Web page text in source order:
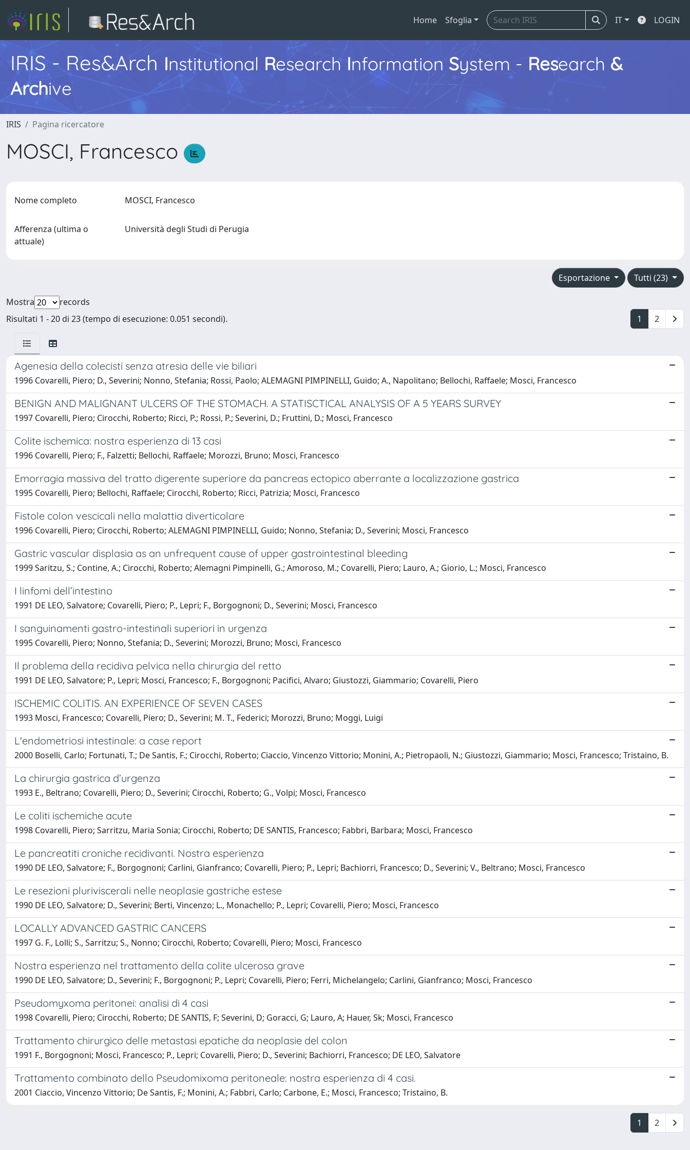
Home Sfoglia IT LOGIN
IRIS - Res&Arch Institutional Research Information System - Research &
Archive
IRIS Pagina ricercatore
MOSCI, Francesco
Nome completo MOSCI, Francesco
Afferenza (ultima o
attuale)
Università degli Studi di Perugia
Tutti (23)
Esportazione
Mostra
records
Risultati 1 - 20 di 23 (tempo di esecuzione: 0.051 secondi).
1 2
Agenesia della colecisti senza atresia delle vie biliari
1996 Covarelli, Piero; D., Severini; Nonno, Stefania; Rossi, Paolo; ALEMAGNI PIMPINELLI, Guido; A., Napolitano; Bellochi, Raffaele; Mosci, Francesco
BENIGN AND MALIGNANT ULCERS OF THE STOMACH. A STATISCTICAL ANALYSIS OF A 5 YEARS SURVEY
1997 Covarelli, Piero; Cirocchi, Roberto; Ricci, P.; Rossi, P.; Severini, D.; Fruttini, D.; Mosci, Francesco
Colite ischemica: nostra esperienza di 13 casi
1996 Covarelli, Piero; F., Falzetti; Bellochi, Raffaele; Morozzi, Bruno; Mosci, Francesco
Emorragia massiva del tratto digerente superiore da pancreas ectopico aberrante a localizzazione gastrica
1995 Covarelli, Piero; Bellochi, Raffaele; Cirocchi, Roberto; Ricci, Patrizia; Mosci, Francesco
Fistole colon vescicali nella malattia diverticolare
1996 Covarelli, Piero; Cirocchi, Roberto; ALEMAGNI PIMPINELLI, Guido; Nonno, Stefania; D., Severini; Mosci, Francesco
Gastric vascular displasia as an unfrequent cause of upper gastrointestinal bleeding
1999 Saritzu, S.; Contine, A.; Cirocchi, Roberto; Alemagni Pimpinelli, G.; Amoroso, M.; Covarelli, Piero; Lauro, A.; Giorio, L.; Mosci, Francesco
I linfomi dell’intestino
1991 DE LEO, Salvatore; Covarelli, Piero; P., Lepri; F., Borgognoni; D., Severini; Mosci, Francesco
I sanguinamenti gastro-intestinali superiori in urgenza
1995 Covarelli, Piero; Nonno, Stefania; D., Severini; Morozzi, Bruno; Mosci, Francesco
Il problema della recidiva pelvica nella chirurgia del retto
1991 DE LEO, Salvatore; P., Lepri; Mosci, Francesco; F., Borgognoni; Pacifici, Alvaro; Giustozzi, Giammario; Covarelli, Piero
ISCHEMIC COLITIS. AN EXPERIENCE OF SEVEN CASES
1993 Mosci, Francesco; Covarelli, Piero; D., Severini; M. T., Federici; Morozzi, Bruno; Moggi, Luigi
L'endometriosi intestinale: a case report
2000 Boselli, Carlo; Fortunati, T.; De Santis, F.; Cirocchi, Roberto; Ciaccio, Vincenzo Vittorio; Monini, A.; Pietropaoli, N.; Giustozzi, Giammario; Mosci, Francesco; Tristaino, B.
La chirurgia gastrica d’urgenza
1993 E., Beltrano; Covarelli, Piero; D., Severini; Cirocchi, Roberto; G., Volpi; Mosci, Francesco
Le coliti ischemiche acute
1998 Covarelli, Piero; Sarritzu, Maria Sonia; Cirocchi, Roberto; DE SANTIS, Francesco; Fabbri, Barbara; Mosci, Francesco
Le pancreatiti croniche recidivanti. Nostra esperienza
1990 DE LEO, Salvatore; F., Borgognoni; Carlini, Gianfranco; Covarelli, Piero; P., Lepri; Bachiorri, Francesco; D., Severini; V., Beltrano; Mosci, Francesco
Le resezioni pluriviscerali nelle neoplasie gastriche estese
1990 DE LEO, Salvatore; D., Severini; Berti, Vincenzo; L., Monachello; P., Lepri; Covarelli, Piero; Mosci, Francesco
LOCALLY ADVANCED GASTRIC CANCERS
1997 G. F., Lolli; S., Sarritzu; S., Nonno; Cirocchi, Roberto; Covarelli, Piero; Mosci, Francesco
Nostra esperienza nel trattamento della colite ulcerosa grave
1990 DE LEO, Salvatore; D., Severini; F., Borgognoni; P., Lepri; Covarelli, Piero; Ferri, Michelangelo; Carlini, Gianfranco; Mosci, Francesco
Pseudomyxoma peritonei: analisi di 4 casi
1998 Covarelli, Piero; Cirocchi, Roberto; DE SANTIS, F; Severini, D; Goracci, G; Lauro, A; Hauer, Sk; Mosci, Francesco
Trattamento chirurgico delle metastasi epatiche da neoplasie del colon
1991 F., Borgognoni; Mosci, Francesco; P., Lepri; Covarelli, Piero; D., Severini; Bachiorri, Francesco; DE LEO, Salvatore
Trattamento combinato dello Pseudomixoma peritoneale: nostra esperienza di 4 casi.
2001 Ciaccio, Vincenzo Vittorio; De Santis, F.; Monini, A.; Fabbri, Carlo; Carbone, E.; Mosci, Francesco; Tristaino, B.
1 2